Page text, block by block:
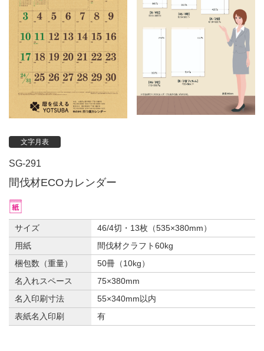
文字月表
SG-291
間伐材ECOカレンダー
サイズ
46/4切・13枚（535×380mm）
用紙
間伐材クラフト60kg
梱包数（重量）
50冊（10kg）
名入れスペース
75×380mm
名入印刷寸法
55×340mm以内
表紙名入印刷
有